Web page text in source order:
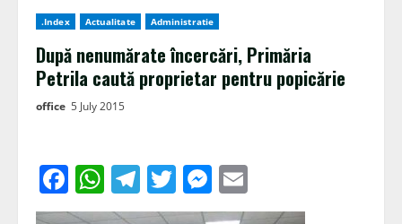
.Index Actualitate Administratie
După nenumărate încercări, Primăria
Petrila caută proprietar pentru popicărie
office 5 July 2015
Facebook
WhatsApp
Telegram
TwitterMessenger